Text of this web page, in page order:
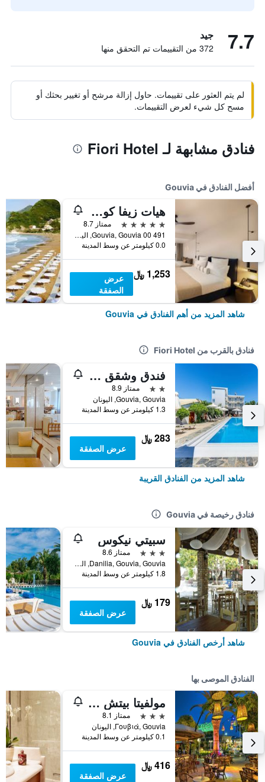
7.7 جيد
372 من التقييمات تم التحقق منها
لم يتم العثور على تقييمات. حاول إزالة مرشح أو تغيير بحثك أو
مسح كل شيء لعرض التقييمات.
فنادق مشابهة لـ Fiori Hotel
أفضل الفنادق في Gouvia
هيات زيفا كورفو
5 نجوم
ممتاز 8.7
491 00 Gouvia, Gouvia, اليونان
0.0 كيلومتر عن وسط المدينة
1,253 ﷼
عرض
الصفقة
شاهد المزيد من أهم الفنادق في Gouvia
فنادق بالقرب من Fiori Hotel
فندق وشقق Angela
2 نجمتين
ممتاز 8.9
Gouvia, Gouvia, اليونان
1.3 كيلومتر عن وسط المدينة
283 ﷼
عرض الصفقة
شاهد المزيد من الفنادق القريبة
فنادق رخيصة في Gouvia
سبيتي نيكوس
3 نجوم
ممتاز 8.6
Danilia, Gouvia, Gouvia, اليونان
1.8 كيلومتر عن وسط المدينة
179 ﷼
عرض الصفقة
شاهد أرخص الفنادق في Gouvia
الفنادق الموصى بها
مولفيتا بيتش هوتل
3 نجوم
ممتاز 8.1
Γουβιά, Gouvia, اليونان
0.1 كيلومتر عن وسط المدينة
416 ﷼
عرض الصفقة